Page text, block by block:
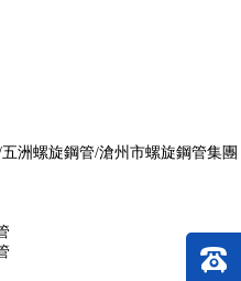
洲螺旋鋼管/滄州市螺旋鋼管集團